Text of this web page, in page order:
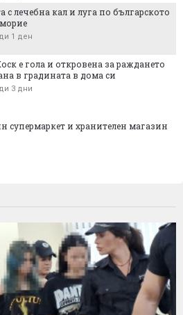
с лечебна кал и луга по българското
1 ден
е гола и откровена за раждането
в градината в дома си
3 дни
супермаркет и хранителен магазин